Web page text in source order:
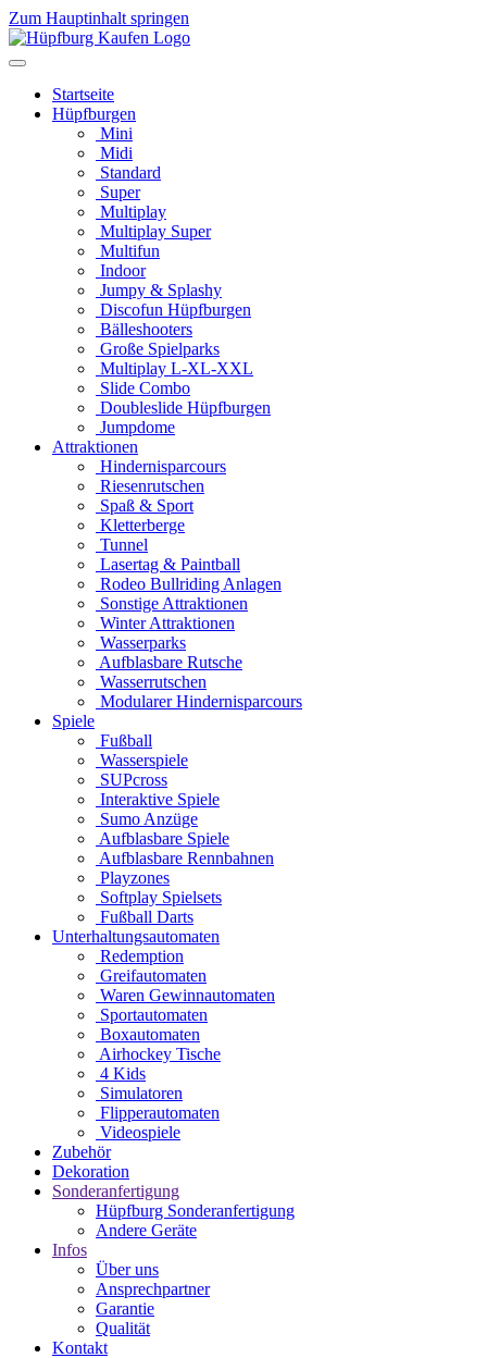
Zum Hauptinhalt springen
Startseite
Hüpfburgen
Mini
Midi
Standard
Super
Multiplay
Multiplay Super
Multifun
Indoor
Jumpy & Splashy
Discofun Hüpfburgen
Bälleshooters
Große Spielparks
Multiplay L-XL-XXL
Slide Combo
Doubleslide Hüpfburgen
Jumpdome
Attraktionen
Hindernisparcours
Riesenrutschen
Spaß & Sport
Kletterberge
Tunnel
Lasertag & Paintball
Rodeo Bullriding Anlagen
Sonstige Attraktionen
Winter Attraktionen
Wasserparks
Aufblasbare Rutsche
Wasserrutschen
Modularer Hindernisparcours
Spiele
Fußball
Wasserspiele
SUPcross
Interaktive Spiele
Sumo Anzüge
Aufblasbare Spiele
Aufblasbare Rennbahnen
Playzones
Softplay Spielsets
Fußball Darts
Unterhaltungsautomaten
Redemption
Greifautomaten
Waren Gewinnautomaten
Sportautomaten
Boxautomaten
Airhockey Tische
4 Kids
Simulatoren
Flipperautomaten
Videospiele
Zubehör
Dekoration
Sonderanfertigung
Hüpfburg Sonderanfertigung
Andere Geräte
Infos
Über uns
Ansprechpartner
Garantie
Qualität
Kontakt